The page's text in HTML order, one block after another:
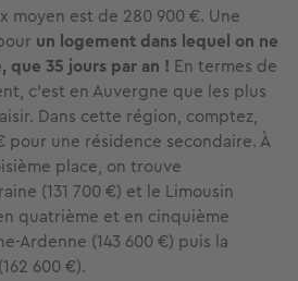
moyen est de 280 900 €. Une
un logement dans lequel on ne
que 35 jours par an ! En termes de
c’est en Auvergne que les plus
Dans cette région, comptez,
pour une résidence secondaire. À
place, on trouve
(131 700 €) et le Limousin
quatrième et en cinquième
Ardenne (143 600 €) puis la
600 €).